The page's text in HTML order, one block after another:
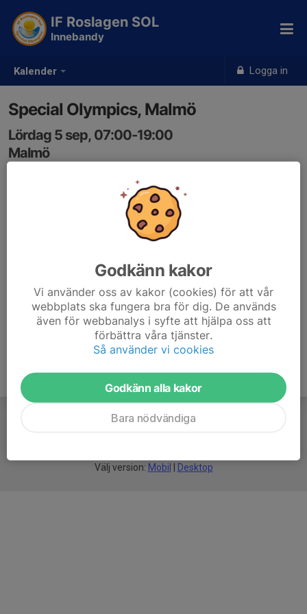
Kalender Logga in
IF Roslagen SOL
Innebandy
Special Olympics, Malmö
Lördag 5 sep, 07:00-19:00
Malmö
Välj version: Mobil Desktop
Godkänn kakor
Vi använder oss av kakor (cookies) för att vår
webbplats ska fungera bra för dig. De används
även för webbanalys i syfte att hjälpa oss att
förbättra våra tjänster.
Så använder vi cookies
Godkänn alla kakor
Bara nödvändiga